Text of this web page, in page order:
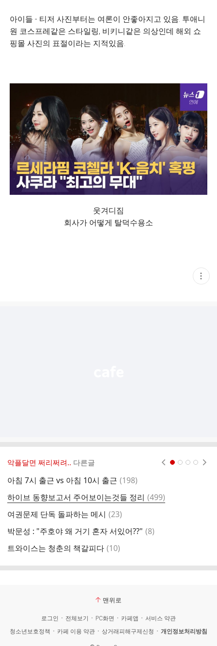
아이들 - 티저 사진부터는 여론이 안좋아지고 있음. 투애니
원 코스프레같은 스타일링, 비키니같은 의상인데 해외 쇼
핑몰 사진의 표절이라는 지적있음.
웃겨디짐
회사가 어떻게 탈덕수용소
현
재
악플달면 쩌리쩌려.. 다른글
아침 7시 출근 vs 아침 10시 출근 댓
(198)
하이브 동향보고서 주어보이는것들 정리 댓
글
(499)
여권문제 단독 돌파하는 메시 댓
(23)
박문성 : "주호야 왜 거기 혼자 서있어??" 댓
(8)
트와이스는 청춘의 책갈피다 댓
(10)
맨위로
로그인 전체보기 PC화면 카페앱
서비스 약관
청소년보호정책
카페 이용 약관 상거래피해구제신청 개인정보처리방침